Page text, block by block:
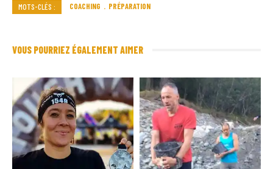
MOTS-CLÉS : COACHING PRÉPARATION
VOUS POURRIEZ ÉGALEMENT AIMER